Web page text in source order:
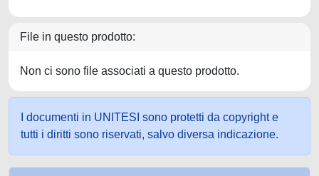
File in questo prodotto:
Non ci sono file associati a questo prodotto.
I documenti in UNITESI sono protetti da copyright e
tutti i diritti sono riservati, salvo diversa indicazione.